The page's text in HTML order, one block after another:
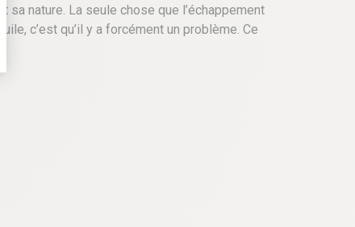
sa nature. La seule chose que l’échappement
c’est qu’il y a forcément un problème. Ce